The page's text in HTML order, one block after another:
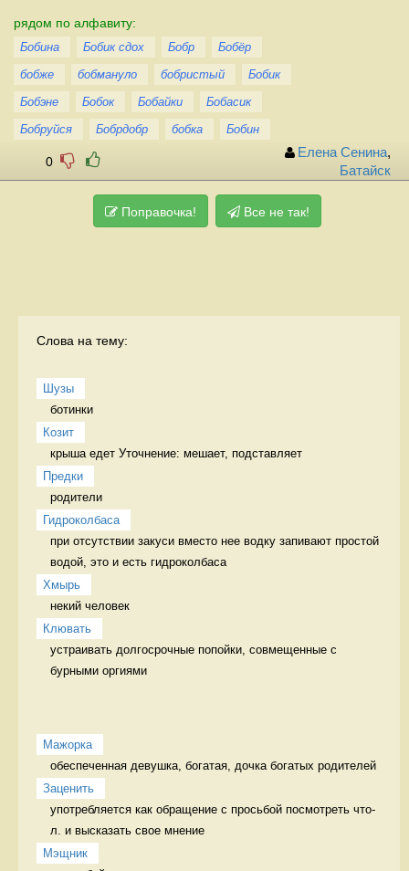
рядом по алфавиту:
Бобина Бобик сдох Бобр
Бобёр
бобже
бобмануло бобристый
Бобик
Бобэне
Бобок Бобайки
Бобасик
Бобруйся
Бобрдобр бобка Бобин
0
Елена Сенина,
Батайск
Поправочка! Все не так!
Слова на тему:
Шузы
ботинки
Козит
Предки
родители
Гидроколбаса
при отсутствии закуси вместо нее водку запивают простой
водой, это и есть гидроколбаса
Хмырь
некий человек
Клювать
устраивать долгосрочные попойки, совмещенные с
бурными оргиями
Мажорка
Заценить
употребляется как обращение с просьбой посмотреть что-
л. и высказать свое мнение
Мэщник